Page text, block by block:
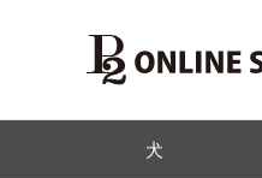
犬